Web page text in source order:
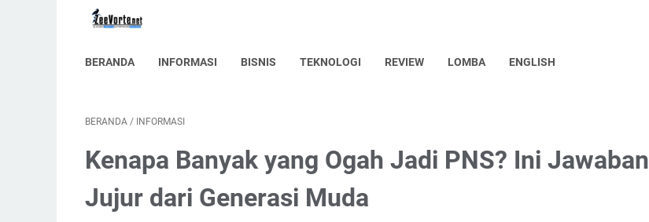
BERANDA INFORMASI BISNIS TEKNOLOGI REVIEW LOMBA ENGLISH
BERANDA / INFORMASI
Kenapa Banyak yang Ogah Jadi PNS? Ini Jawaban
Jujur dari Generasi Muda